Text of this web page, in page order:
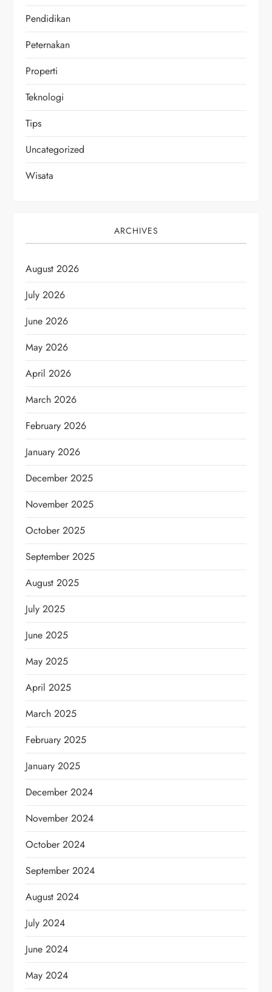
Pendidikan
Peternakan
Properti
Teknologi
Tips
Uncategorized
Wisata
ARCHIVES
August 2026
July 2026
June 2026
May 2026
April 2026
March 2026
February 2026
January 2026
December 2025
November 2025
October 2025
September 2025
August 2025
July 2025
June 2025
May 2025
April 2025
March 2025
February 2025
January 2025
December 2024
November 2024
October 2024
September 2024
August 2024
July 2024
June 2024
May 2024